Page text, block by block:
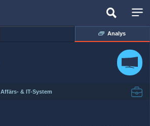
Analys
Affärs- & IT-System